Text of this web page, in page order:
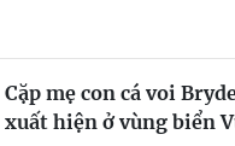
Cặp mẹ con cá voi
xuất hiện ở vùng biển